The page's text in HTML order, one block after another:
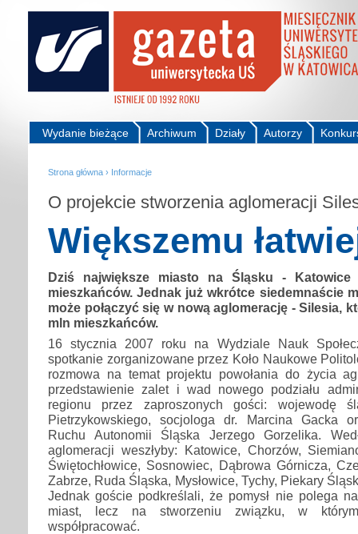
Autorzy
Działy
Archiwum
Wydanie bieżące
Strona główna › Informacje
O projekcie stworzenia aglomeracji
Większemu
Dziś największe miasto na Śląsku -
mieszkańców. Jednak już wkrótce siedemnaście
może połączyć się w nową aglomerację - Silesia,
mln mieszkańców.
16 stycznia 2007 roku na Wydziale Nauk
spotkanie zorganizowane przez Koło Naukowe
rozmowa na temat projektu powołania do życia
przedstawienie zalet i wad nowego podziału
regionu przez zaproszonych gości: wojewodę
Pietrzykowskiego, socjologa dr. Marcina Gacka
Ruchu Autonomii Śląska Jerzego Gorzelika.
aglomeracji weszłyby: Katowice, Chorzów,
Świętochłowice, Sosnowiec, Dąbrowa Górnicza,
Zabrze, Ruda Śląska, Mysłowice, Tychy, Piekary
Jednak goście podkreślali, że pomysł nie polega
miast, lecz na stworzeniu związku, w
współpracować.